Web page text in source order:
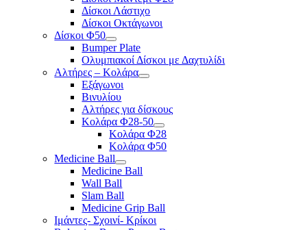
Δίσκοι Λάστιχο
Δίσκοι Οκτάγωνοι
Δίσκοι Φ50
Bumper Plate
Ολυμπιακοί Δίσκοι με Δαχτυλίδι
Αλτήρες – Κολάρα
Εξάγωνοι
Βινυλίου
Αλτήρες για δίσκους
Κολάρα Φ28-50
Κολάρα Φ28
Κολάρα Φ50
Medicine Ball
Medicine Ball
Wall Ball
Slam Ball
Medicine Grip Ball
Ιμάντες- Σχοινί- Κρίκοι